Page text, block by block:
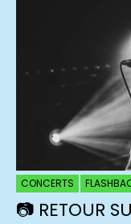
CONCERTS
📷 RETOUR